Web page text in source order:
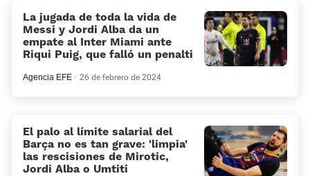
La jugada de toda la vida de
Messi y Jordi Alba da un
empate al Inter Miami ante
Riqui Puig, que falló un penalti
Agencia EFE 26 de febrero de 2024
El palo al límite salarial del
Barça no es tan grave: 'limpia'
las rescisiones de Mirotic,
Jordi Alba o Umtiti